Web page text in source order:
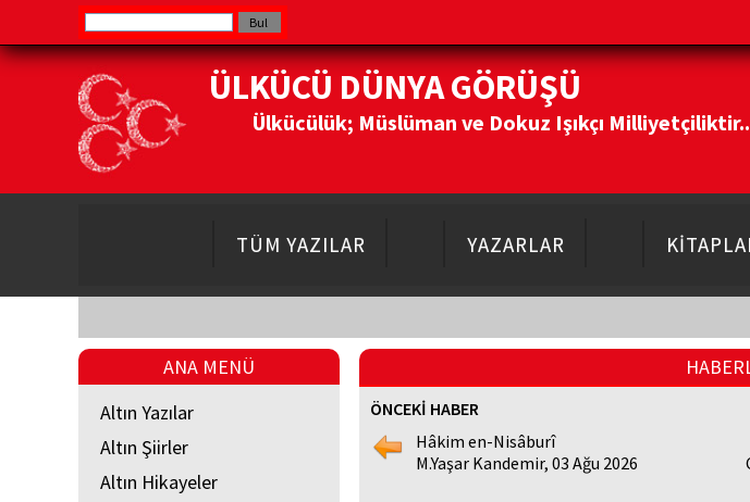
ÜLKÜCÜ DÜNYA GÖRÜŞÜ
Ülkücülük; Müslüman ve Dokuz Işıkçı
TÜM YAZILAR YAZARLAR
ANA MENÜ
Altın Yazılar
Altın Şiirler
Altın Hikayeler
ÖNCEKİ HABER
Hâkim en-Nisâburî
M.Yaşar Kandemir, 03 Ağu 2026